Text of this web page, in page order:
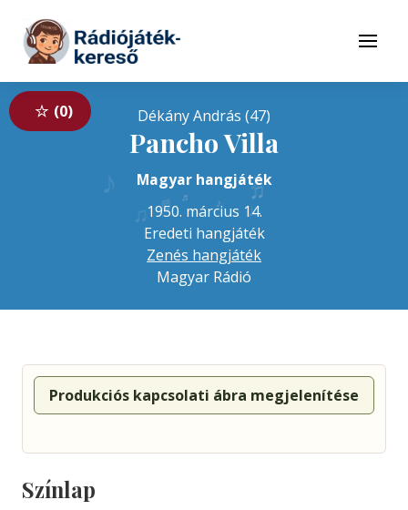
Tovább a tartalomhoz
Menü
0
♫ ♬
♪
♩
♫
♪
♬
Dékány András (47)
Pancho Villa
Magyar hangjáték
1950. március 14.
Eredeti hangjáték
Zenés hangjáték
Magyar Rádió
Produkciós kapcsolati ábra megjelenítése
Színlap